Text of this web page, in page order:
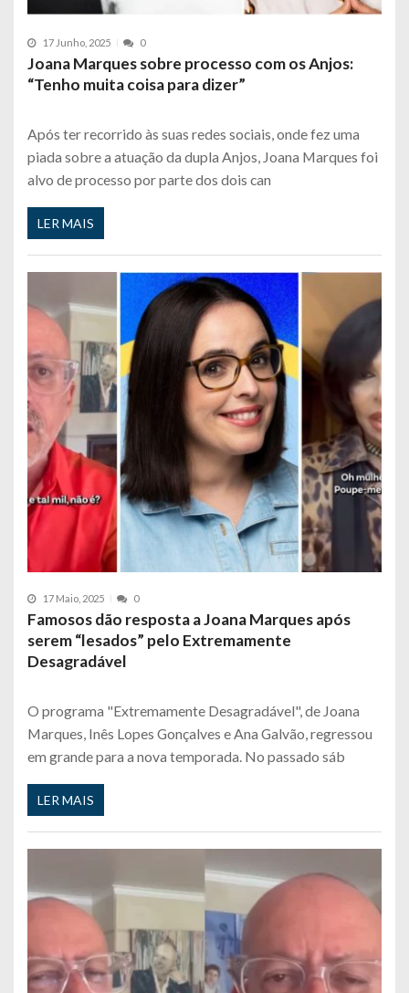
17 Junho, 2025 0
Joana Marques sobre processo com os Anjos:
“Tenho muita coisa para dizer”
Após ter recorrido às suas redes sociais, onde fez uma
piada sobre a atuação da dupla Anjos, Joana Marques foi
alvo de processo por parte dos dois can
LER MAIS
17 Maio, 2025 0
Famosos dão resposta a Joana Marques após
serem “lesados” pelo Extremamente
Desagradável
O programa "Extremamente Desagradável", de Joana
Marques, Inês Lopes Gonçalves e Ana Galvão, regressou
em grande para a nova temporada. No passado sáb
LER MAIS